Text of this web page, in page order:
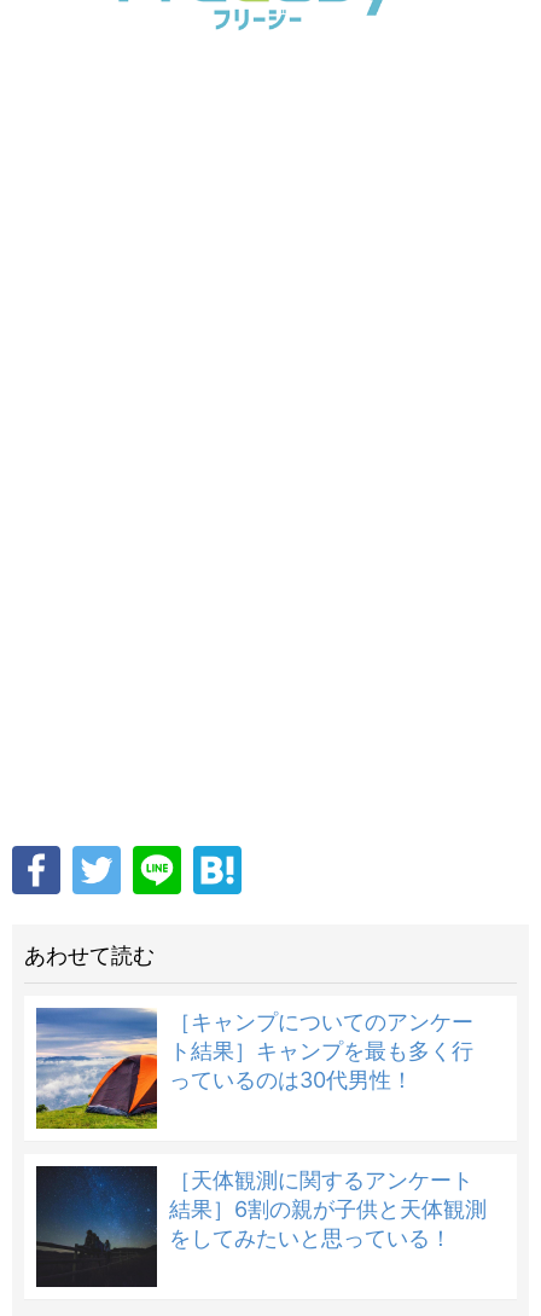
あわせて読む
［キャンプについてのアンケー
ト結果］キャンプを最も多く行
っているのは30代男性！
［天体観測に関するアンケート
結果］6割の親が子供と天体観測
をしてみたいと思っている！